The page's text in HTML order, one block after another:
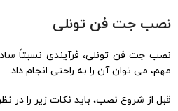
نصب جت فن تونلی
نصب جت فن تونلی، فرآیندی نسبتاً
مهم، می توان آن را به راحتی انجام داد.
قبل از شروع نصب، باید نکات زیر را در